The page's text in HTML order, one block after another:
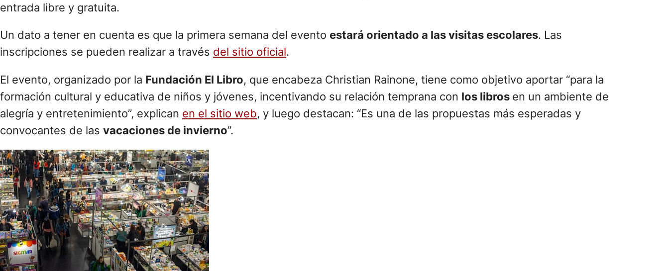
entrada libre y gratuita.
Un dato a tener en cuenta es que la primera semana del evento estará orientado a las visitas escolares. Las
inscripciones se pueden realizar a través del sitio oficial.
El evento, organizado por la Fundación El Libro, que encabeza Christian Rainone, tiene como objetivo aportar “para la
formación cultural y educativa de niños y jóvenes, incentivando su relación temprana con los libros en un ambiente de
alegría y entretenimiento”, explican en el sitio web, y luego destacan: “Es una de las propuestas más esperadas y
convocantes de las vacaciones de invierno”.